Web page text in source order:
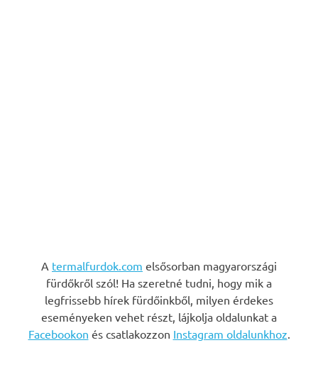
A termalfurdok.com elsősorban magyarországi
fürdőkről szól! Ha szeretné tudni, hogy mik a
legfrissebb hírek fürdőinkből, milyen érdekes
eseményeken vehet részt, lájkolja oldalunkat a
Facebookon és csatlakozzon Instagram oldalunkhoz.